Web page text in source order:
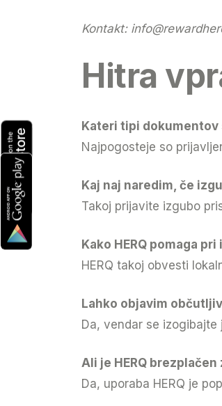
Kontakt:
Hitra
Kateri tipi
Najpogosteje so
Kaj naj naredim, če
Takoj prijavite izgubo
Kako HERQ pomaga
HERQ takoj obvesti
Lahko objavim
Da, vendar se izogibajte
Ali je HERQ
Da, uporaba HERQ je